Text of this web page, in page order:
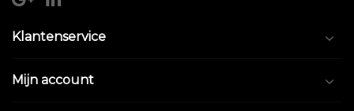
Klantenservice
Mijn account